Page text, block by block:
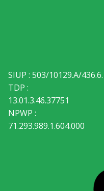
SIUP : 503/10129.A/
TDP :
13.01.3.46.37751
NPWP :
71.293.989.1.604.000